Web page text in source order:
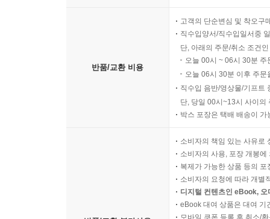
반품/교환 비용
고객의 단순변심 및 착오구
직수입양서/직수입일서중
단, 아래의 주문/취소 조건
오늘 00시 ~ 06시 30분
오늘 06시 30분 이후 주
직수입 음반/영상물/기프트
단, 당일 00시~13시 사이의
박스 포장은 택배 배송이
소비자의 책임 있는 사유로
소비자의 사용, 포장 개봉
복제가 가능한 상품 등의
소비자의 요청에 따라 개별
디지털 컨텐츠인 eBook,
eBook 대여 상품은 대여 기
모바일 쿠폰 등록 후 취소/